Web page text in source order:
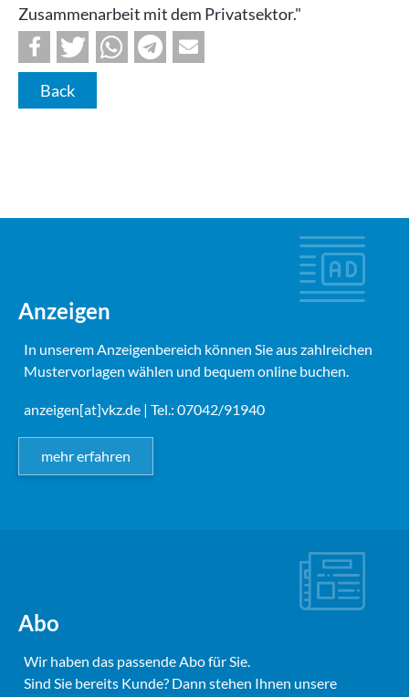
Zusammenarbeit mit dem Privatsektor."
Back
Anzeigen
In unserem Anzeigenbereich können Sie aus zahlreichen
Mustervorlagen wählen und bequem online buchen.
anzeigen[at]vkz.de | Tel.: 07042/91940
mehr erfahren
Abo
Wir haben das passende Abo für Sie.
Sind Sie bereits Kunde? Dann stehen Ihnen unsere